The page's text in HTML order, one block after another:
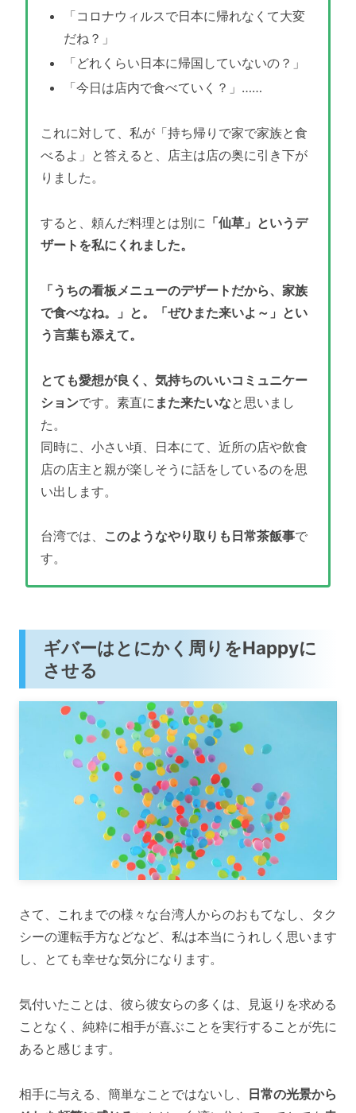
「コロナウィルスで日本に帰れなくて大変
だね？」
「どれくらい日本に帰国していないの？」
「今日は店内で食べていく？」……
これに対して、私が「持ち帰りで家で家族と食
べるよ」と答えると、店主は店の奥に引き下が
りました。
すると、頼んだ料理とは別に 「仙草」というデ
ザートを私にくれました。
「うちの看板メニューのデザートだから、家族
で食べなね。」と。「ぜひまた来いよ～」とい
う言葉も添えて。
とても愛想が良く、気持ちのいいコミュニケー
ションです。素直に また来たいなと思いまし
た。
同時に、小さい頃、日本にて、近所の店や飲食
店の店主と親が楽しそうに話をしているのを思
い出します。
台湾では、 このようなやり取りも日常茶飯事で
す。
ギバーはとにかく周りをHappyに
させる
さて、これまでの様々な台湾人からのおもてなし、タク
シーの運転手方などなど、私は本当にうれしく思います
し、とても幸せな気分になります。
気付いたことは、彼ら彼女らの多くは、見返りを求める
ことなく、純粋に相手が喜ぶことを実行することが先に
あると感じます。
相手に与える、簡単なことではないし、 日常の光景から